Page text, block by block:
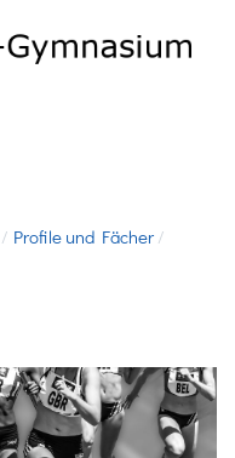
Profile und Fächer